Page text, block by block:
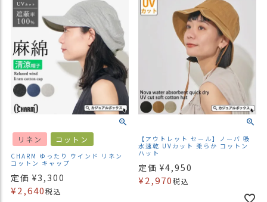
リネン コットン
CHARM ゆったり ウインド リネン
コットン キャップ
定価 ¥3,300
¥2,640税込
【アウトレット セール】ノーバ 吸
水速乾 UVカット 柔らか コットン
ハット
定価 ¥4,950
¥2,970税込